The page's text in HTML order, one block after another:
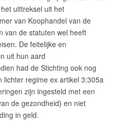
uittreksel uit het
van Koophandel van de
van de statuten wel heeft
De feitelijke en
uit hun aard
had de Stichting ook nog
regime ex artikel 3:305a
zijn ingesteld met een
de gezondheid) en niet
in geld.